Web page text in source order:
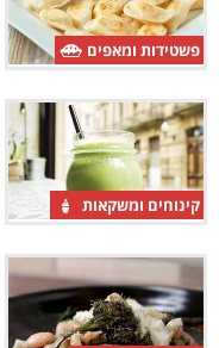
פשטידות ומאפים
קינוחים ומשקאות